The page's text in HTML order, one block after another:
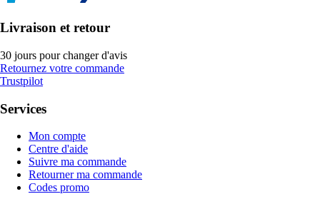
Livraison et retour
30 jours pour changer d'avis
Retournez votre commande
Trustpilot
Services
Mon compte
Centre d'aide
Suivre ma commande
Retourner ma commande
Codes promo